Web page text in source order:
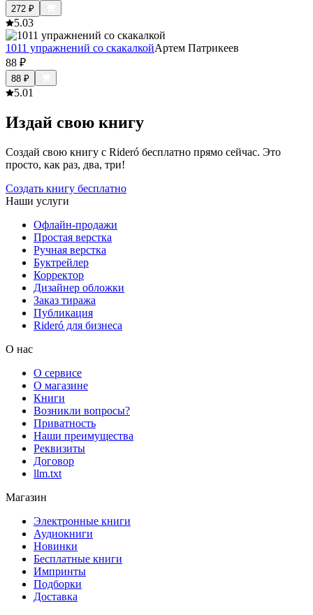
272 ₽
5.03
1011 упражнений со скакалкойАртем Патрикеев
88 ₽
88 ₽
5.01
Издай свою книгу
Создай свою книгу с Rideró бесплатно прямо сейчас. Это
просто, как раз, два, три!
Создать книгу бесплатно
Наши услуги
Офлайн-продажи
Простая верстка
Ручная верстка
Буктрейлер
Корректор
Дизайнер обложки
Заказ тиража
Публикация
Rideró для бизнеса
О нас
О сервисе
О магазине
Книги
Возникли вопросы?
Приватность
Наши преимущества
Реквизиты
Договор
llm.txt
Магазин
Электронные книги
Аудиокниги
Новинки
Бесплатные книги
Импринты
Подборки
Доставка